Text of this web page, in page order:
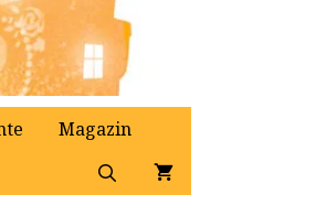
Magazin